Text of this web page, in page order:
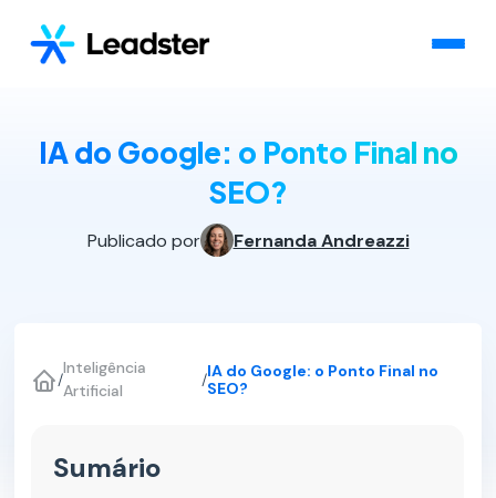
IA do Google: o Ponto Final no
SEO?
Publicado por Fernanda Andreazzi
/
Inteligência
Artificial
/IA do Google: o Ponto Final no
SEO?
Sumário